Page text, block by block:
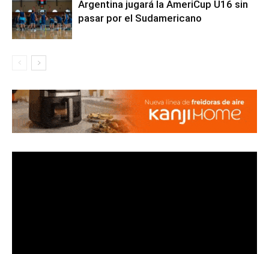
Argentina jugará la AmeriCup U16 sin
pasar por el Sudamericano